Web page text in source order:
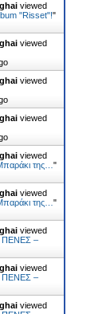
viewed
"Risset"!"
viewed
viewed
viewed
viewed
της… "
viewed
της… "
viewed
ΠΕΝΕΣ –
viewed
ΠΕΝΕΣ –
viewed